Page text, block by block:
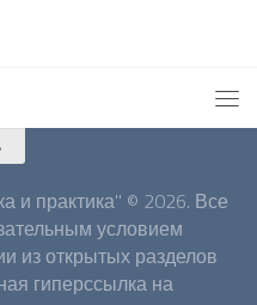
и практика" © 2026. Все
условием
из открытых разделов
гиперссылка на